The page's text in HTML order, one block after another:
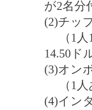
が2名分
(2)チッ
（1人1
14.50ド
(3)オン
（1人
(4)イン